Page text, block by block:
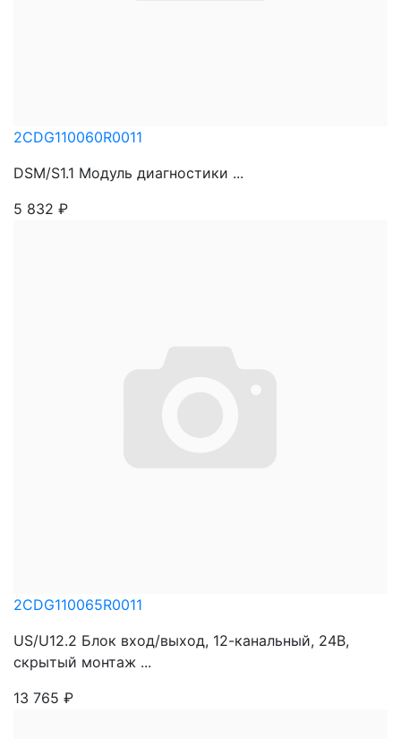
2CDG110060R0011
DSM/S1.1 Модуль диагностики ...
5 832 ₽
2CDG110065R0011
US/U12.2 Блок вход/выход, 12-канальный, 24В,
скрытый монтаж ...
13 765 ₽